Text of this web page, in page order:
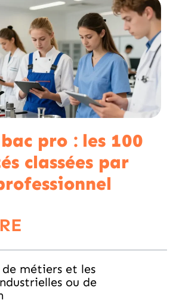
pro : les 100
classées par
de métiers et les
ou de